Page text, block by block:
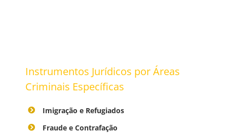
Instrumentos Jurídicos por Áreas
Criminais Específicas
Imigração e Refugiados
Fraude e Contrafação